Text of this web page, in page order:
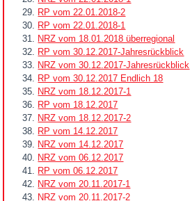
RP vom 22.01.2018-2
RP vom 22.01.2018-1
NRZ vom 18.01.2018 überregional
RP vom 30.12.2017-Jahresrückblick
NRZ vom 30.12.2017-Jahresrückblick
RP vom 30.12.2017 Endlich 18
NRZ vom 18.12.2017-1
RP vom 18.12.2017
NRZ vom 18.12.2017-2
RP vom 14.12.2017
NRZ vom 14.12.2017
NRZ vom 06.12.2017
RP vom 06.12.2017
NRZ vom 20.11.2017-1
NRZ vom 20.11.2017-2